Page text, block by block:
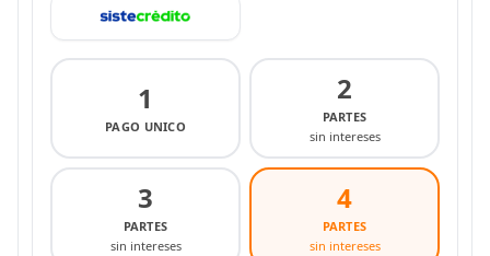
1
PAGO UNICO
2
PARTES
sin intereses
3
PARTES
sin intereses
4
PARTES
sin intereses